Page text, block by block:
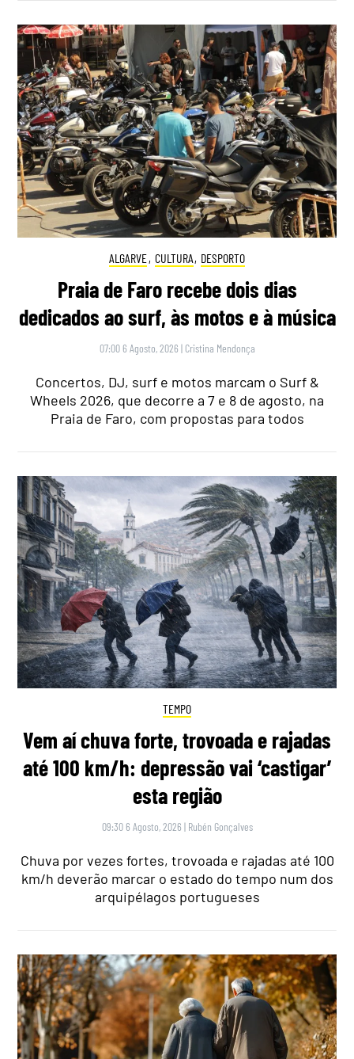
ALGARVE, CULTURA, DESPORTO
Praia de Faro recebe dois dias
dedicados ao surf, às motos e à música
07:00 6 Agosto, 2026 | Cristina Mendonça
Concertos, DJ, surf e motos marcam o Surf &
Wheels 2026, que decorre a 7 e 8 de agosto, na
Praia de Faro, com propostas para todos
TEMPO
Vem aí chuva forte, trovoada e rajadas
até 100 km/h: depressão vai ‘castigar’
esta região
09:30 6 Agosto, 2026 | Rubén Gonçalves
Chuva por vezes fortes, trovoada e rajadas até 100
km/h deverão marcar o estado do tempo num dos
arquipélagos portugueses